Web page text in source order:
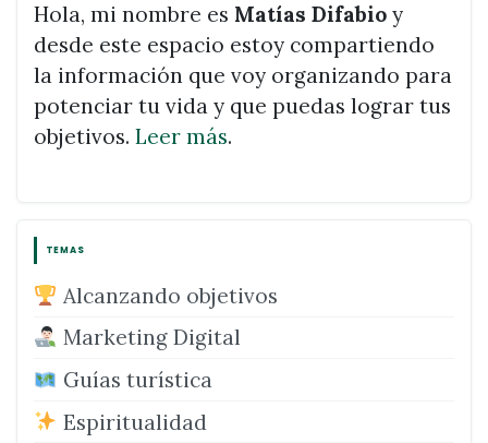
Hola, mi nombre es Matías Difabio y
desde este espacio estoy compartiendo
la información que voy organizando para
potenciar tu vida y que puedas lograr tus
objetivos. Leer más.
TEMAS
Alcanzando objetivos
Marketing Digital
Guías turística
Espiritualidad